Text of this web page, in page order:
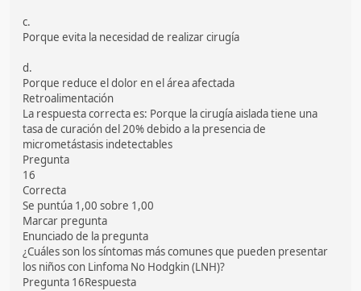
c.
Porque evita la necesidad de realizar cirugía
d.
Porque reduce el dolor en el área afectada
Retroalimentación
La respuesta correcta es: Porque la cirugía aislada tiene una
tasa de curación del 20% debido a la presencia de
micrometástasis indetectables
Pregunta
16
Correcta
Se puntúa 1,00 sobre 1,00
Marcar pregunta
Enunciado de la pregunta
¿Cuáles son los síntomas más comunes que pueden presentar
los niños con Linfoma No Hodgkin (LNH)?
Pregunta 16Respuesta